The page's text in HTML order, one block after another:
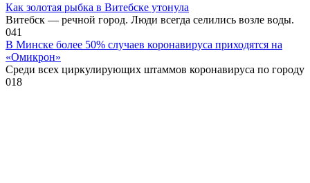
Как золотая рыбка в Витебске утонула
Витебск — речной город. Люди всегда селились возле воды.
041
В Минске более 50% случаев коронавируса приходятся на
«Омикрон»
Среди всех циркулирующих штаммов коронавируса по городу
018